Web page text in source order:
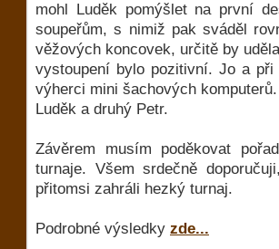
mohl Luděk pomýšlet na první
soupeřům, s nimiž pak sváděl
věžových koncovek, určitě by
vystoupení bylo pozitivní. Jo a
výherci mini šachových
Luděk a druhý Petr.
Závěrem musím poděkovat
turnaje. Všem srdečně
přitomsi zahráli hezký turnaj.
Podrobné výsledky zde...